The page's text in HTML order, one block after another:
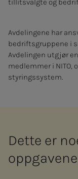
tillitsvalgte og
Avdelingene har
bedriftsgruppene i
Avdelingen utgjør
medlemmer i NITO,
styringssystem.
Dette er